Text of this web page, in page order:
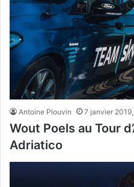
Antoine Plouvin 7 janvier
Wout Poels au Tour
Adriatico